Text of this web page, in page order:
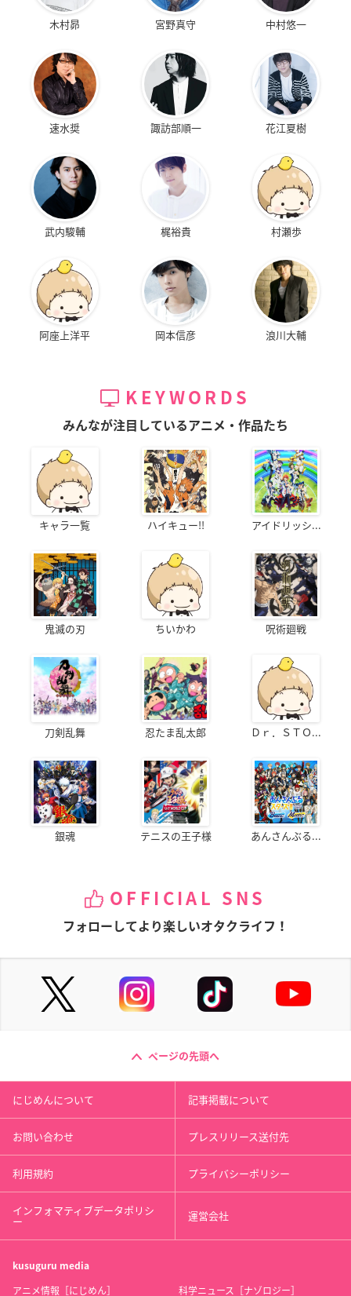
木村昴 宮野真守 中村悠一
速水奨 諏訪部順一 花江夏樹
武内駿輔 梶裕貴 村瀬歩
阿座上洋平 岡本信彦 浪川大輔
KEYWORDS
みんなが注目しているアニメ・作品たち
キャラ一覧 ハイキュー!! アイドリッシ...
鬼滅の刃 ちいかわ 呪術廻戦
刀剣乱舞 忍たま乱太郎 Ｄｒ．ＳＴＯ...
銀魂 テニスの王子様 あんさんぶる...
OFFICIAL SNS
フォローしてより楽しいオタクライフ！
ページの先頭へ
にじめんについて 記事掲載について
お問い合わせ プレスリリース送付先
利用規約 プライバシーポリシー
インフォマティブデータポリシ
ー 運営会社
kusuguru media
アニメ情報［にじめん］ 科学ニュース［ナゾロジー］